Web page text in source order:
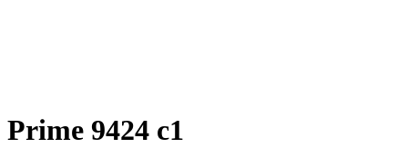
Prime 9424 c1